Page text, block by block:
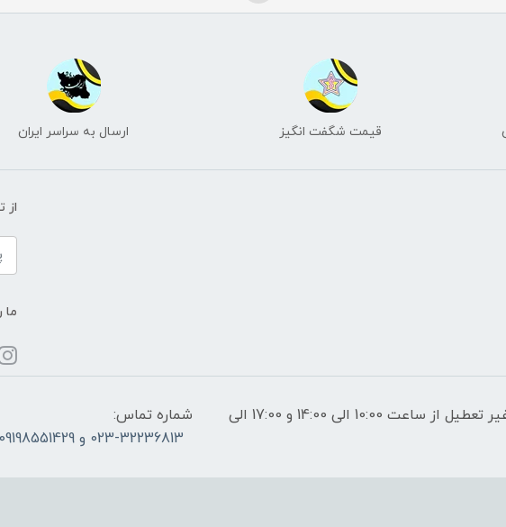
قیمت شگفت انگیز ارسال به سراسر ایران
از
ما
ساعات پاسخگویی: فقط روزهای غیر تعطیل از ساعت 10:00 الی 14:00 و 17:00 الی
شماره تماس:
023-32236813 و 09198551429